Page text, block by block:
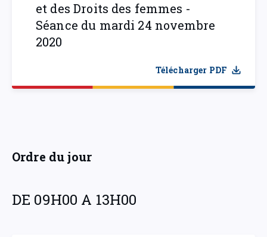
et des Droits des femmes -
Séance du mardi 24 novembre
2020
Télécharger PDF
Ordre du jour
DE 09H00 A 13H00